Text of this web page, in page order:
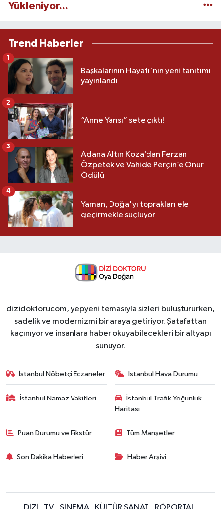
Yükleniyor...
Trend Haberler
Başkalarının Hayatı'nın yeni tanıtımı
yayınlandı
1
“Anne Yarısı” sete çıktı!
2
Adana Altın Koza’dan Ferzan
Özpetek ve Vahide Perçin’e Onur
Ödülü
3
Yaman, Doğa'yı toprakları ele
geçirmekle suçluyor
4
dizidoktorucom, yepyeni temasıyla sizleri buluştururken,
sadelik ve modernizmi bir araya getiriyor. Şatafattan
kaçınıyor ve insanlara haber okuyabilecekleri bir altyapı
sunuyor.
İstanbul Nöbetçi Eczaneler İstanbul Hava Durumu
İstanbul Namaz Vakitleri
İstanbul Trafik Yoğunluk
Haritası
Puan Durumu ve Fikstür Tüm Manşetler
Son Dakika Haberleri Haber Arşivi